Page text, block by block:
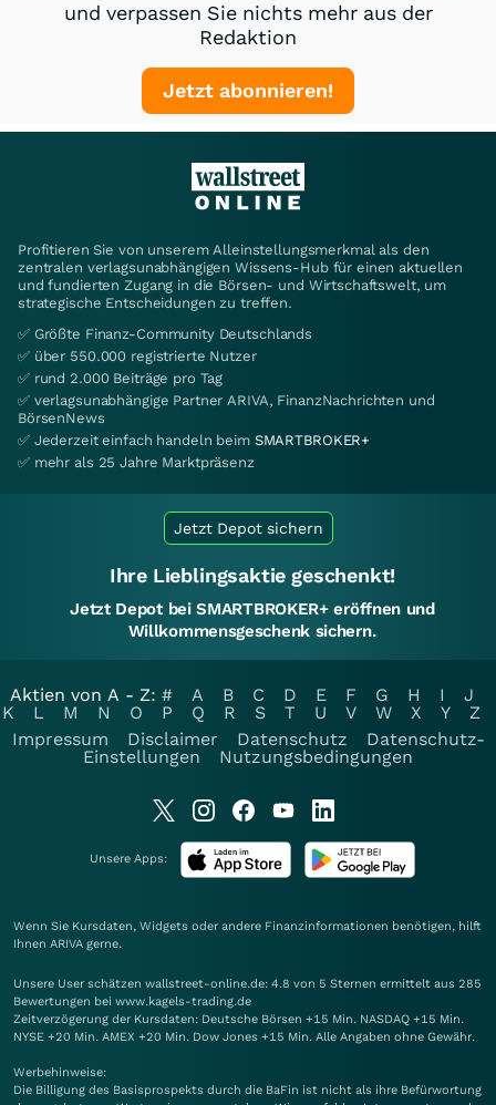
und verpassen Sie nichts mehr aus der
Redaktion
Jetzt abonnieren!
Profitieren Sie von unserem Alleinstellungsmerkmal als den
zentralen verlagsunabhängigen Wissens-Hub für einen aktuellen
und fundierten Zugang in die Börsen- und Wirtschaftswelt, um
strategische Entscheidungen zu treffen.
✅ Größte Finanz-Community Deutschlands
✅ über 550.000 registrierte Nutzer
✅ rund 2.000 Beiträge pro Tag
✅ verlagsunabhängige Partner ARIVA, FinanzNachrichten und
BörsenNews
✅ Jederzeit einfach handeln beim SMARTBROKER+
✅ mehr als 25 Jahre Marktpräsenz
Jetzt Depot sichern
Ihre Lieblingsaktie geschenkt!
Jetzt Depot bei SMARTBROKER+ eröffnen und
Willkommensgeschenk sichern.
Aktien von A - Z: # A B C D E F G H I
J
K
L M N O P Q R S T U V W X Y
Z
Impressum
Disclaimer Datenschutz
Datenschutz-
Einstellungen
Nutzungsbedingungen
Unsere Apps:
Wenn Sie Kursdaten, Widgets oder andere Finanzinformationen benötigen, hilft
Ihnen ARIVA gerne.
Unsere User schätzen wallstreet-online.de: 4.8 von 5 Sternen ermittelt aus 285
Bewertungen bei www.kagels-trading.de
Zeitverzögerung der Kursdaten: Deutsche Börsen +15 Min. NASDAQ +15 Min.
NYSE +20 Min. AMEX +20 Min. Dow Jones +15 Min. Alle Angaben ohne Gewähr.
Werbehinweise:
Die Billigung des Basisprospekts durch die BaFin ist nicht als ihre Befürwortung